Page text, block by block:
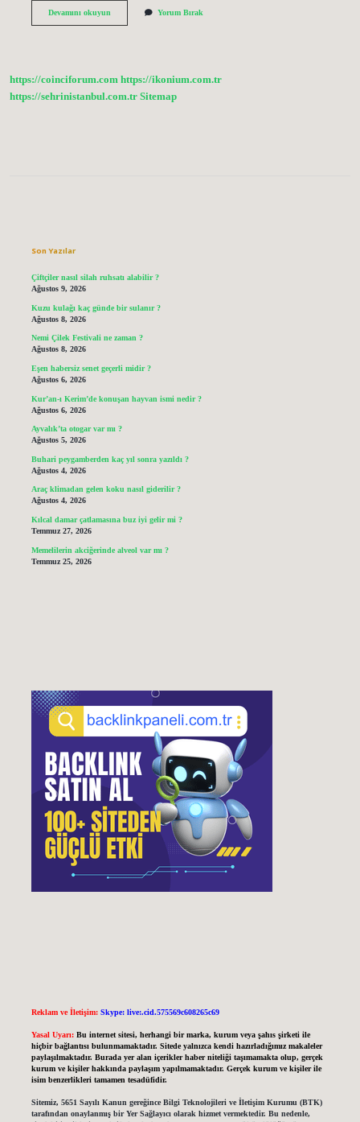
Devamını okuyunTürkiyenin
Yorum Bırak
https://coinciforum.com https://ikonium.com.tr
https://sehrinistanbul.com.tr Sitemap
Son Yazılar
Çiftçiler nasıl silah ruhsatı alabilir ?
Ağustos 9, 2026
Kuzu kulağı kaç günde bir sulanır ?
Ağustos 8, 2026
Nemi Çilek Festivali ne zaman ?
Ağustos 8, 2026
Eşen habersiz senet geçerli midir ?
Ağustos 6, 2026
Kur’an-ı Kerim’de konuşan hayvan ismi nedir ?
Ağustos 6, 2026
Ayvalık’ta otogar var mı ?
Ağustos 5, 2026
Buhari peygamberden kaç yıl sonra yazıldı ?
Ağustos 4, 2026
Araç klimadan gelen koku nasıl giderilir ?
Ağustos 4, 2026
Kılcal damar çatlamasına buz iyi gelir mi ?
Temmuz 27, 2026
Memelilerin akciğerinde alveol var mı ?
Temmuz 25, 2026
Reklam ve İletişim: Skype: live:.cid.575569c608265c69
Yasal Uyarı: Bu internet sitesi, herhangi bir marka, kurum veya şahıs şirketi ile
hiçbir bağlantısı bulunmamaktadır. Sitede yalnızca kendi hazırladığımız makaleler
paylaşılmaktadır. Burada yer alan içerikler haber niteliği taşımamakta olup, gerçek
kurum ve kişiler hakkında paylaşım yapılmamaktadır. Gerçek kurum ve kişiler ile
isim benzerlikleri tamamen tesadüfidir.
Sitemiz, 5651 Sayılı Kanun gereğince Bilgi Teknolojileri ve İletişim Kurumu (BTK)
tarafından onaylanmış bir Yer Sağlayıcı olarak hizmet vermektedir. Bu nedenle,